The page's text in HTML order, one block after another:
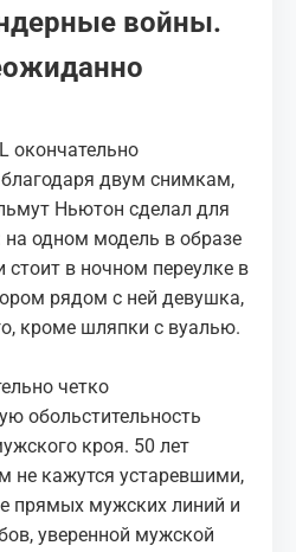
войны.
окончательно
благодаря двум снимкам,
Ньютон сделал для
на одном модель в образе
стоит в ночном переулке в
рядом с ней девушка,
кроме шляпки с вуалью.
четко
обольстительность
кроя. 50 лет
не кажутся устаревшими,
прямых мужских линий и
уверенной мужской